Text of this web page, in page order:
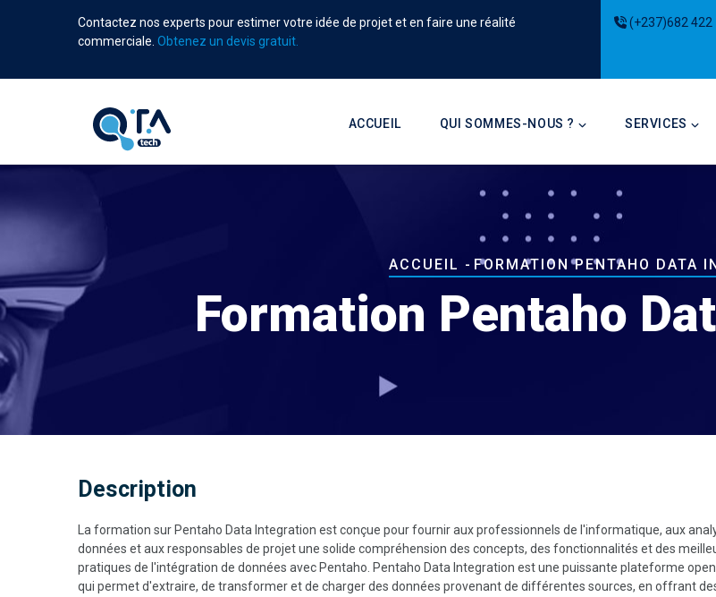
Contactez nos experts pour estimer votre idée de projet et en faire une réalité
commerciale. Obtenez un devis gratuit.
(+237)682 422
ACCUEIL QUI SOMMES-NOUS ? SERVICES
Fil
d'Ariane
ACCUEIL - FORMATION PENTAHO DATA
Formation Pentaho
Description
La formation sur Pentaho Data Integration est conçue pour fournir aux professionnels de l'informatique, aux
données et aux responsables de projet une solide compréhension des concepts, des fonctionnalités et des
pratiques de l'intégration de données avec Pentaho. Pentaho Data Integration est une puissante plateforme
qui permet d'extraire, de transformer et de charger des données provenant de différentes sources, en offrant